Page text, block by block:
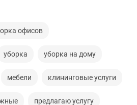
офисов
уборка уборка на дому
мебели клининговые услуги
предлагаю услугу